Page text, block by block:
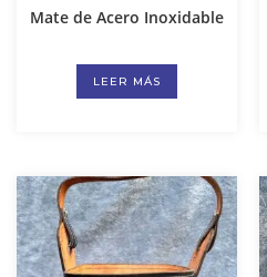
Mate de Acero Inoxidable
LEER MÁS